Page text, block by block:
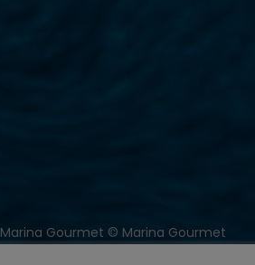
Marina Gourmet © Marina Gourmet